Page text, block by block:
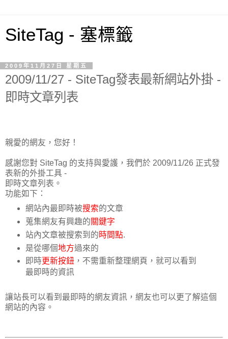
SiteTag - 塞標籤
2009年11月27日 星期五
2009/11/27 - SiteTag發表最新網站外掛 -
即時文章列表
親愛的網友，您好！
感謝您對 SiteTag 的支持與愛護，我們於 2009/11/26 正式發
表新的外掛工具 -
即時文章列表。
功能如下：
網站內最即時被搜索的文章
蒐集網友有興趣的關鍵字
站內文章被搜索到的時間點.
是從哪個地方過來的
即時更新按鈕，不需重新整理網頁，就可以看到
最即時的資訊
讓站長可以看到最即時的網友資訊，網友也可以更了解這個
網站的內容。